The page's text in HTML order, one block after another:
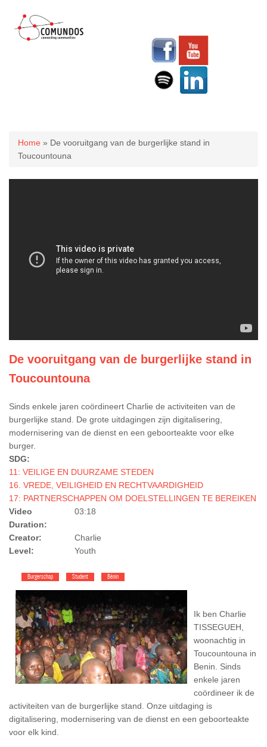
U bent hier
Home » De vooruitgang van de burgerlijke stand in
Toucountouna
De vooruitgang van de burgerlijke stand in
Toucountouna
Sinds enkele jaren coördineert Charlie de activiteiten van de
burgerlijke stand. De grote uitdagingen zijn digitalisering,
modernisering van de dienst en een geboorteakte voor elke
burger.
SDG:
11: VEILIGE EN DUURZAME STEDEN
16. VREDE, VEILIGHEID EN RECHTVAARDIGHEID
17: PARTNERSCHAPPEN OM DOELSTELLINGEN TE BEREIKEN
Video
Duration:
03:18
Creator:
Charlie
Level:
Youth
Burgerschap Student Bénin
Ik ben Charlie
TISSEGUEH,
woonachtig in
Toucountouna in
Benin. Sinds
enkele jaren
coördineer ik de
activiteiten van de burgerlijke stand. Onze uitdaging is
digitalisering, modernisering van de dienst en een geboorteakte
voor elk kind.